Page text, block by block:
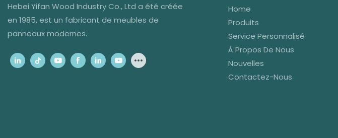
Hebei Yifan Wood Industry Co., Ltd a été créée
en 1985, est un fabricant de meubles de
panneaux modernes.
Home
Produits
Service Personnalisé
À Propos De Nous
Nouvelles
Contactez-Nous